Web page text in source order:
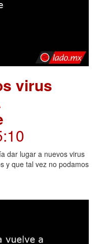
virus
dar lugar a nuevos virus
y que tal vez no podamos